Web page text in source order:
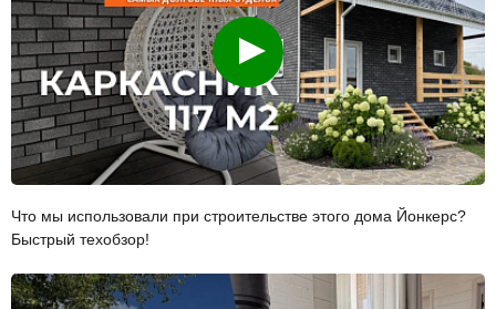
Смотреть
Что мы использовали при строительстве этого дома Йонкерс?
Быстрый техобзор!